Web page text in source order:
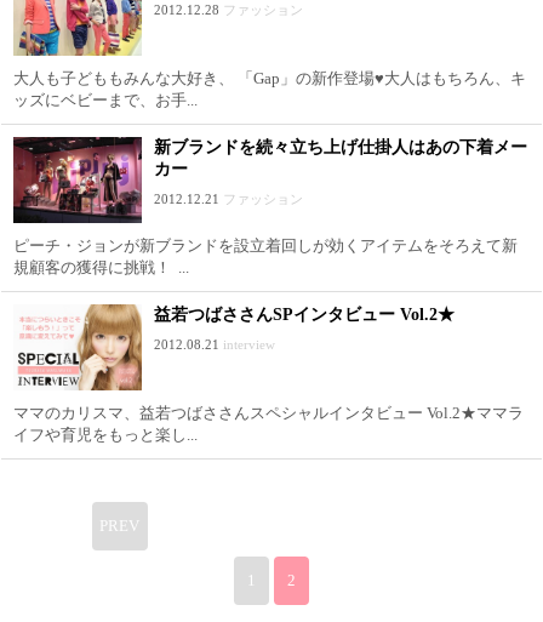
2012.12.28 ファッション
大人も子どももみんな大好き、 「Gap」の新作登場♥大人はもちろん、キ
ッズにベビーまで、お手...
新ブランドを続々立ち上げ仕掛人はあの下着メー
カー
2012.12.21 ファッション
ピーチ・ジョンが新ブランドを設立着回しが効くアイテムをそろえて新
規顧客の獲得に挑戦！ ...
益若つばささんSPインタビュー Vol.2★
2012.08.21 interview
ママのカリスマ、益若つばささんスペシャルインタビュー Vol.2★ママラ
イフや育児をもっと楽し...
PREV
2